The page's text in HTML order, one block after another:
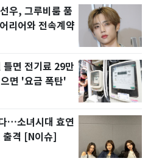
우, 그루비룸 품
리어와 전속계약
틀면 전기료 29만
면 '요금 폭탄'
…소녀시대 효연
출격 [N이슈]